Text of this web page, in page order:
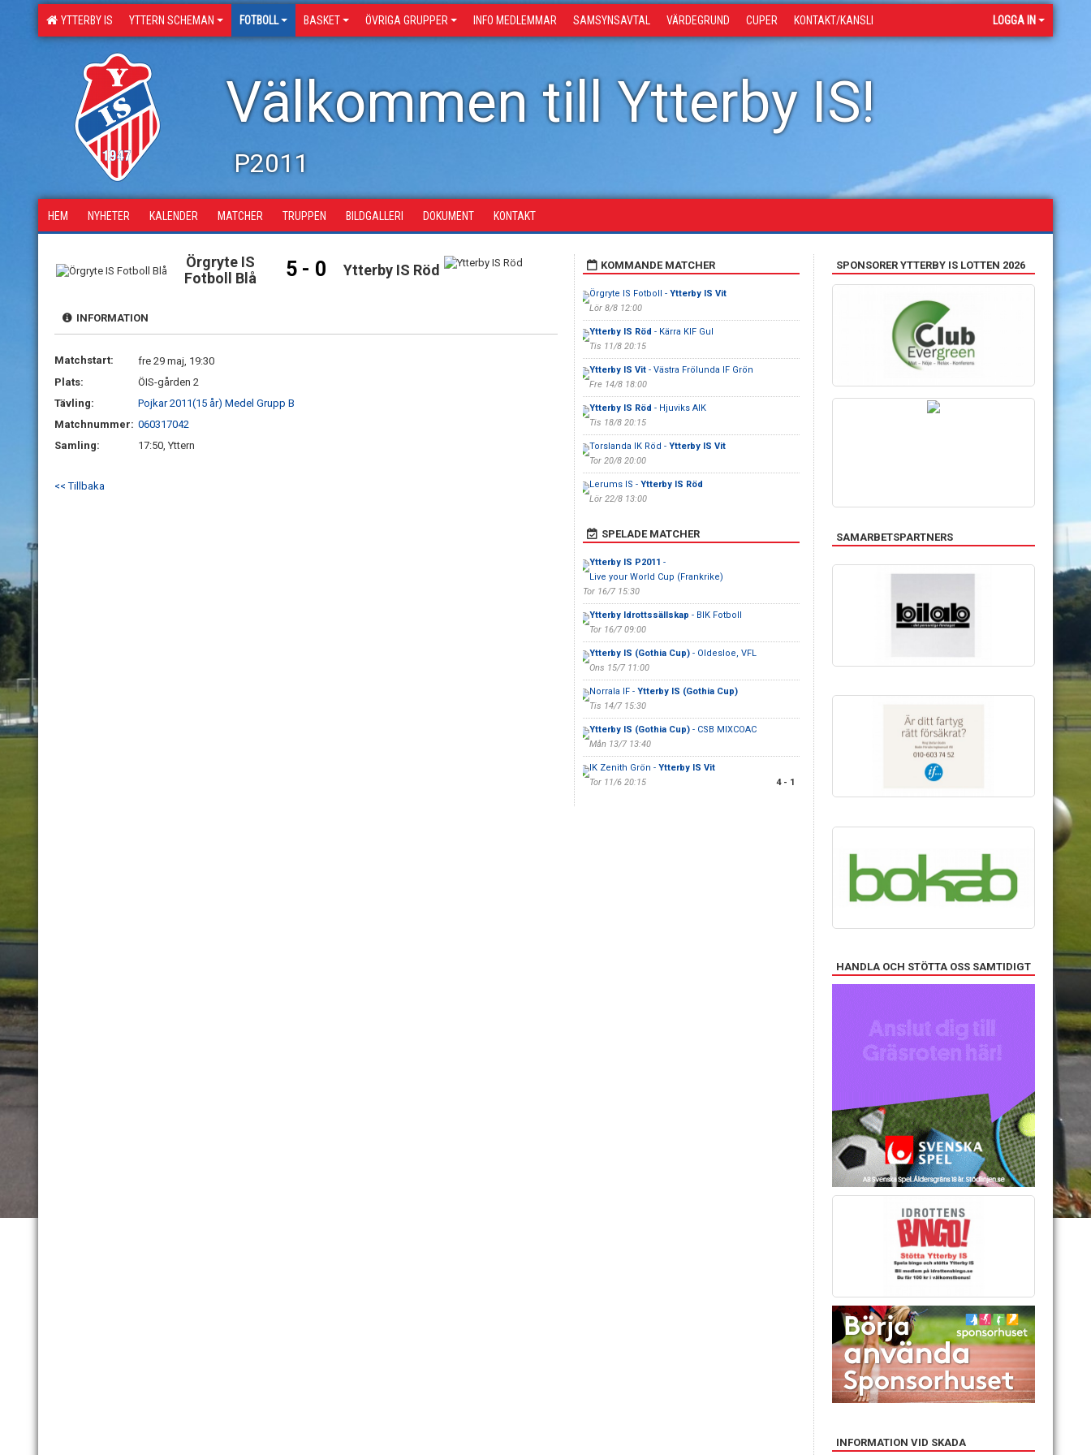
YTTERBY IS YTTERN SCHEMAN FOTBOLL BASKET ÖVRIGA GRUPPER INFO MEDLEMMAR SAMSYNSAVTAL VÄRDEGRUND CUPER KONTAKT/KANSLI LOGGA IN
Välkommen till Ytterby IS!
P2011
HEM NYHETER KALENDER MATCHER TRUPPEN BILDGALLERI DOKUMENT KONTAKT
Örgryte IS
Fotboll Blå
5 - 0 Ytterby IS Röd
INFORMATION
Matchstart:
fre 29 maj, 19:30
Plats:
ÖIS-gården 2
Tävling:
Pojkar 2011(15 år) Medel Grupp B
Matchnummer: 060317042
Samling:
17:50, Yttern
<< Tillbaka
KOMMANDE MATCHER
Örgryte IS Fotboll - Ytterby IS Vit
Lör 8/8 12:00
Ytterby IS Röd - Kärra KIF Gul
Tis 11/8 20:15
Ytterby IS Vit- Västra Frölunda IF Grön
Fre 14/8 18:00
Ytterby IS Röd - Hjuviks AIK
Tis 18/8 20:15
Torslanda IK Röd - Ytterby IS Vit
Tor 20/8 20:00
Lerums IS - Ytterby IS Röd
Lör 22/8 13:00
SPELADE MATCHER
Ytterby IS P2011 -
Live your World Cup (Frankrike)
Tor 16/7 15:30
Ytterby Idrottssällskap - BIK Fotboll
Tor 16/7 09:00
Ytterby IS (Gothia Cup)- Oldesloe, VFL
Ons 15/7 11:00
Norrala IF - Ytterby IS (Gothia Cup)
Tis 14/7 15:30
Ytterby IS (Gothia Cup)- CSB MIXCOAC
Mån 13/7 13:40
IK Zenith Grön - Ytterby IS Vit
Tor 11/6 20:15
4 - 1
SPONSORER YTTERBY IS LOTTEN 2026
SAMARBETSPARTNERS
HANDLA OCH STÖTTA OSS SAMTIDIGT
INFORMATION VID SKADA